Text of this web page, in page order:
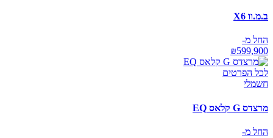
ב.מ.וו X6
החל מ-
₪599,900
לכל הפרטים
חשמלי
מרצדס G קלאס EQ
החל מ-